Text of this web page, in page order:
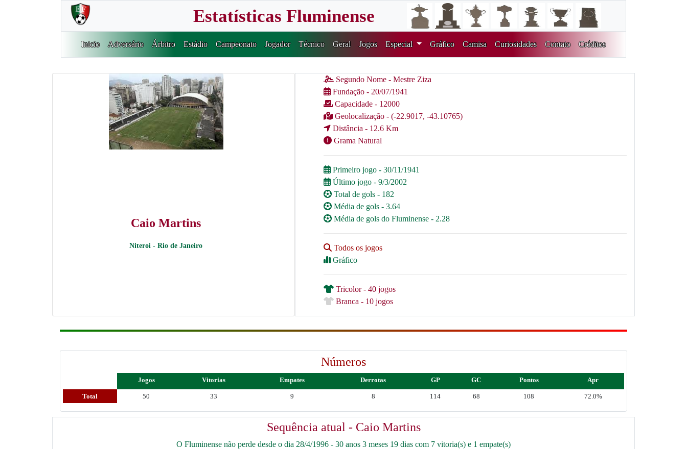
Estatísticas Fluminense
Inicio Adversário Árbitro Estádio Campeonato Jogador Técnico Geral Jogos Especial Gráfico Camisa Curiosidades Contato Créditos
Caio Martins
Niteroi - Rio de Janeiro
Segundo Nome - Mestre Ziza
Fundação - 20/07/1941
Capacidade - 12000
Geolocalização - (-22.9017, -43.10765)
Distância - 12.6 Km
Grama Natural
Primeiro jogo - 30/11/1941
Último jogo - 9/3/2002
Total de gols - 182
Média de gols - 3.64
Média de gols do Fluminense - 2.28
Todos os jogos
Gráfico
Tricolor - 40 jogos
Branca - 10 jogos
Números
Jogos Vitorias Empates Derrotas GP GC Pontos Apr
Total 50 33 9 8 114 68 108 72.0%
Sequência atual - Caio Martins
O Fluminense não perde desde o dia 28/4/1996 - 30 anos 3 meses 19 dias com 7 vitoria(s) e 1 empate(s)